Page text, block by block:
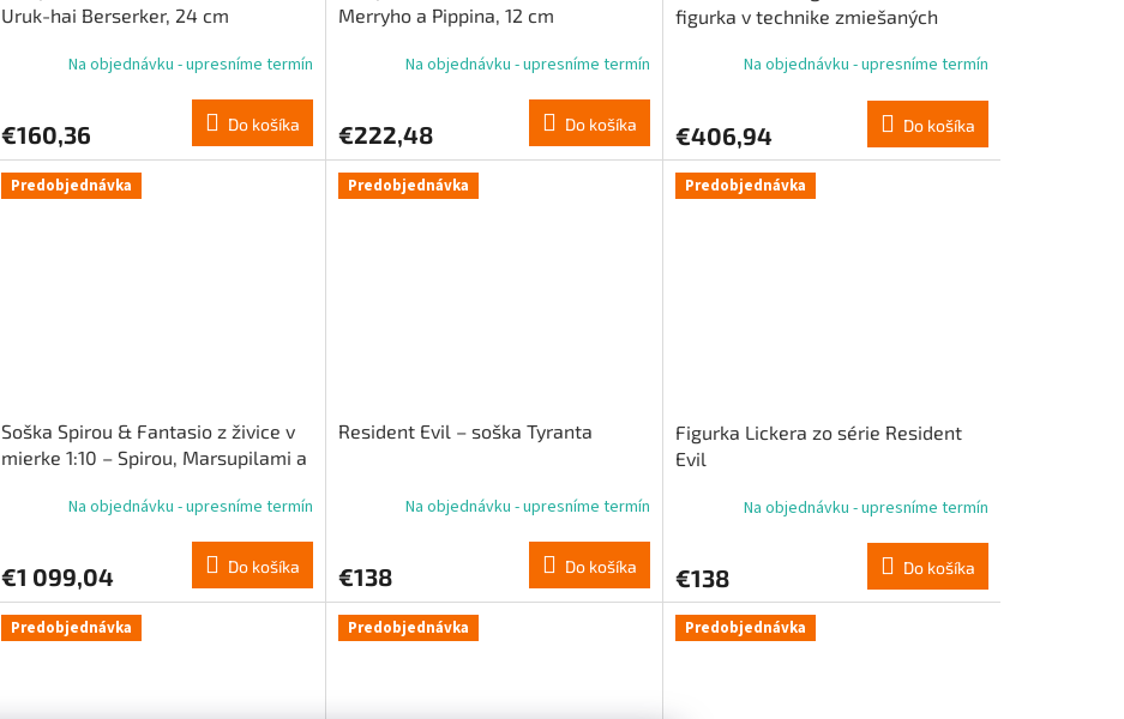
Uruk-hai Berserker, 24 cm
Na objednávku - upresníme termín
€160,36 Do košíka
Merryho a Pippina, 12 cm
Na objednávku - upresníme termín
€222,48 Do košíka
figurka v technike zmiešaných
Na objednávku - upresníme termín
€406,94 Do košíka
Predobjednávka
Soška Spirou & Fantasio z živice v
mierke 1:10 – Spirou, Marsupilami a
Na objednávku - upresníme termín
€1 099,04 Do košíka
Predobjednávka
Resident Evil – soška Tyranta
Na objednávku - upresníme termín
€138 Do košíka
Predobjednávka
Figurka Lickera zo série Resident
Evil
Na objednávku - upresníme termín
€138 Do košíka
Predobjednávka Predobjednávka Predobjednávka